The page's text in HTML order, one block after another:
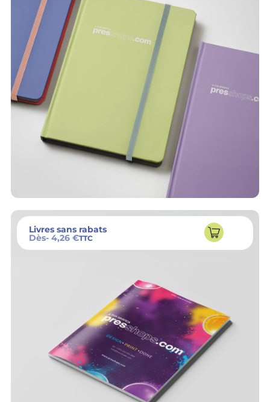
Livres sans rabats
Dès- 4,26 €TTC